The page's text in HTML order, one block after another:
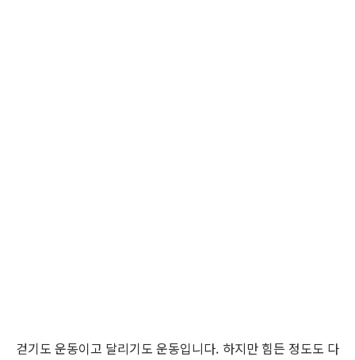
걷기도 운동이고 달리기도 운동입니다. 하지만 힘든 정도도 다